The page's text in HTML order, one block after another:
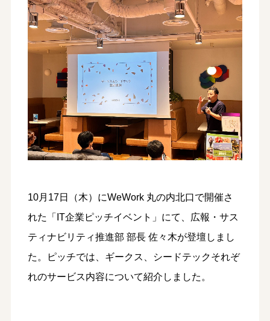
10月17日（木）にWeWork 丸の内北口で開催さ
れた「IT企業ピッチイベント」にて、広報・サス
ティナビリティ推進部 部長 佐々木が登壇しまし
た。ピッチでは、ギークス、シードテックそれぞ
れのサービス内容について紹介しました。